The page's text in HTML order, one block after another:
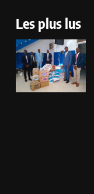
Les plus lus